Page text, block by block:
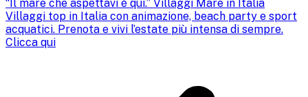
“Il mare che aspettavi è qui.” Villaggi Mare in Italia
Villaggi top in Italia con animazione, beach party e sport
acquatici. Prenota e vivi l’estate più intensa di sempre.
Clicca qui